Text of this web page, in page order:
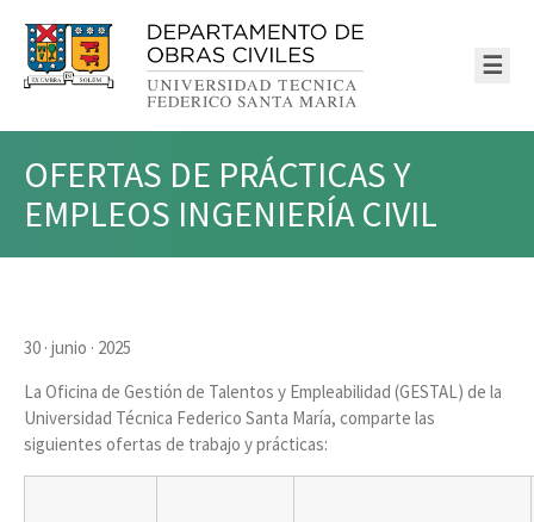
☰
OFERTAS DE PRÁCTICAS Y
EMPLEOS INGENIERÍA CIVIL
30 · junio · 2025
La Oficina de Gestión de Talentos y Empleabilidad (GESTAL) de la
Universidad Técnica Federico Santa María, comparte las
siguientes ofertas de trabajo y prácticas: